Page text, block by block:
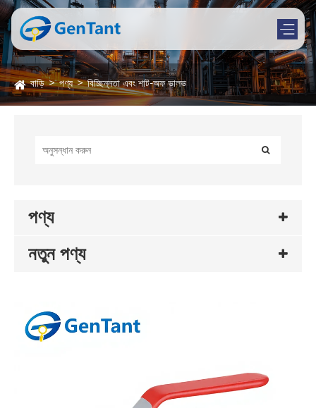
বাড়ি পণ্য বিচ্ছিন্নতা এবং শাট-অফ ভালভ
পণ্য
নতুন পণ্য